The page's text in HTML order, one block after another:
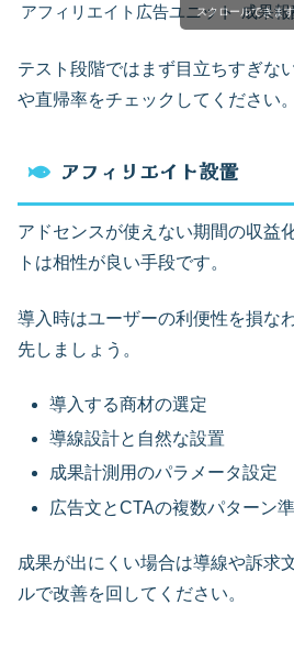
アフィリエイト広告ユニット 成果報
スクロールできます
テスト段階ではまず目立ちすぎな
や直帰率をチェックしてください。
アフィリエイト設置
アドセンスが使えない期間の収益
トは相性が良い手段です。
導入時はユーザーの利便性を損な
先しましょう。
導入する商材の選定
導線設計と自然な設置
成果計測用のパラメータ設定
広告文とCTAの複数パターン
成果が出にくい場合は導線や訴求
ルで改善を回してください。